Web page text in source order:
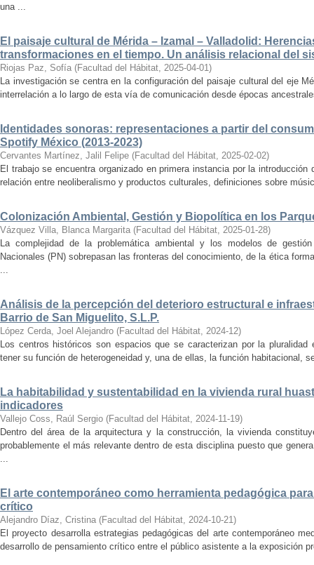
una ...
El paisaje cultural de Mérida – Izamal – Valladolid:
transformaciones en el tiempo. Un análisis relacional del
Riojas Paz, Sofía (Facultad del Hábitat, 2025-04-01)
La investigación se centra en la configuración del paisaje cultural del eje
interrelación a lo largo de esta vía de comunicación desde épocas
Identidades sonoras: representaciones a partir del
Spotify México (2013-2023)
Cervantes Martínez, Jalil Felipe (Facultad del Hábitat, 2025-02-02)
El trabajo se encuentra organizado en primera instancia por la
relación entre neoliberalismo y productos culturales, definiciones sobre
Colonización Ambiental, Gestión y Biopolítica en los
Vázquez Villa, Blanca Margarita (Facultad del Hábitat, 2025-01-28)
La complejidad de la problemática ambiental y los modelos de
Nacionales (PN) sobrepasan las fronteras del conocimiento, de la ética
...
Análisis de la percepción del deterioro estructural e
Barrio de San Miguelito, S.L.P.
López Cerda, Joel Alejandro (Facultad del Hábitat, 2024-12)
Los centros históricos son espacios que se caracterizan por la
tener su función de heterogeneidad y, una de ellas, la función habitacional,
La habitabilidad y sustentabilidad en la vivienda rural
indicadores
Vallejo Coss, Raúl Sergio (Facultad del Hábitat, 2024-11-19)
Dentro del área de la arquitectura y la construcción, la vivienda
probablemente el más relevante dentro de esta disciplina puesto que
...
El arte contemporáneo como herramienta pedagógica
crítico
Alejandro Díaz, Cristina (Facultad del Hábitat, 2024-10-21)
El proyecto desarrolla estrategias pedagógicas del arte contemporáneo
desarrollo de pensamiento crítico entre el público asistente a la exposición